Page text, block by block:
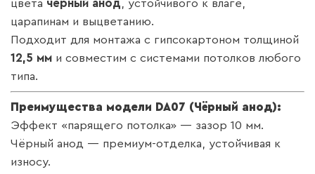
цвета чёрный анод , устойчивого к влаге,
царапинам и выцветанию.
Подходит для монтажа с гипсокартоном толщиной
12,5 мм и совместим с системами потолков любого
типа.
Преимущества модели DA07 (Чёрный анод):
Эффект «парящего потолка» — зазор 10 мм.
Чёрный анод — премиум-отделка, устойчивая к
износу.